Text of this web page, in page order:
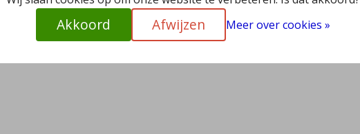
Akkoord Afwijzen Meer over cookies »